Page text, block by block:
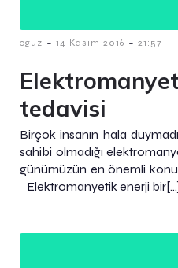
oguz - 14 Kasım 2016 - 21:57
tedavisi
Birçok insanın hala
sahibi olmadığı
günümüzün en önemli
Elektromanyetik enerji